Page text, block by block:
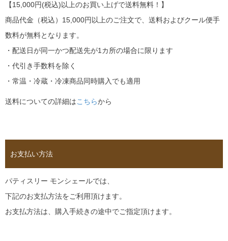
【15,000円(税込)以上のお買い上げで送料無料！】
商品代金（税込）15,000円以上のご注文で、送料およびクール便手
数料が無料となります。
・配送日が同一かつ配送先が1カ所の場合に限ります
・代引き手数料を除く
・常温・冷蔵・冷凍商品同時購入でも適用
送料についての詳細はこちらから
お支払い方法
パティスリー モンシェールでは、
下記のお支払方法をご利用頂けます。
お支払方法は、購入手続きの途中でご指定頂けます。